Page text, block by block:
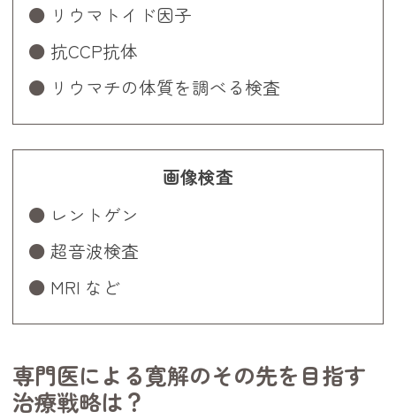
リウマトイド因子
抗CCP抗体
リウマチの体質を調べる検査
画像検査
レントゲン
超音波検査
MRI など
専門医による寛解のその先を目指す
治療戦略は？